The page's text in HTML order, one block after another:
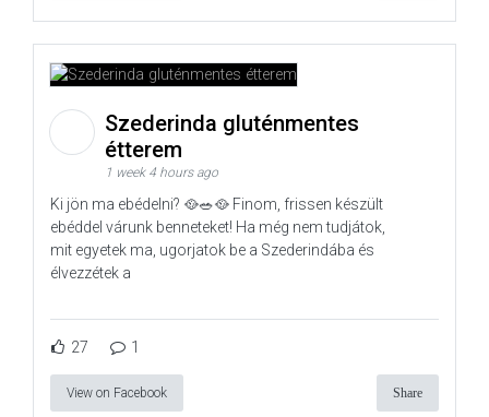
Szederinda gluténmentes
étterem
1 week 4 hours ago
Ki jön ma ebédelni? 🥘🥗🥘 Finom, frissen készült
ebéddel várunk benneteket! Ha még nem tudjátok,
mit egyetek ma, ugorjatok be a Szederindába és
élvezzétek a
27 1
View on Facebook Share